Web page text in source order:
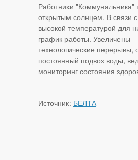
Работники "Коммунальника"
открытым солнцем. В связи
высокой температурой для
график работы. Увеличены
технологические перерывы,
постоянный подвоз воды,
мониторинг состояния
Источник: БЕЛТА